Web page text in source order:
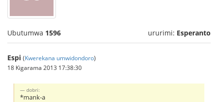
Ubutumwa 1596 ururimi: Esperanto
Espi (Kwerekana umwidondoro)
18 Kigarama 2013 17:38:30
dobri:
*mank-a